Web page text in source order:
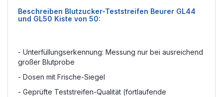
Beschreiben Blutzucker-Teststreifen Beurer GL44
und GL50 Kiste von 50:
- Unterfüllungserkennung: Messung nur bei ausreichend
großer Blutprobe
- Dosen mit Frische-Siegel
- Geprüfte Teststreifen-Qualität (fortlaufende